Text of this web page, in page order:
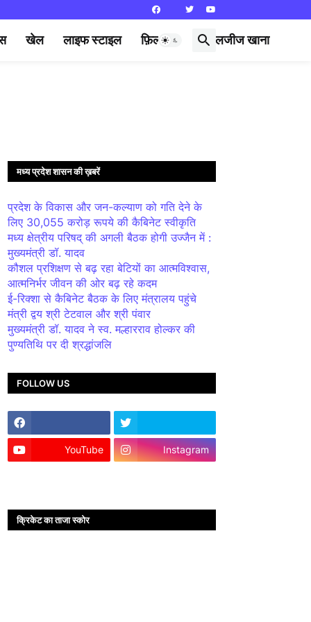
खेल लाइफ स्टाइल फ़िल्मी दुनिया लजीज खाना
मध्य प्रदेश शासन की ख़बरें
प्रदेश के विकास और जन-कल्याण को गति देने के
लिए 30,055 करोड़ रूपये की कैबिनेट स्वीकृति
मध्य क्षेत्रीय परिषद् की अगली बैठक होगी उज्जैन में :
मुख्यमंत्री डॉ. यादव
कौशल प्रशिक्षण से बढ़ रहा बेटियों का आत्मविश्वास,
आत्मनिर्भर जीवन की ओर बढ़ रहे कदम
ई-रिक्शा से कैबिनेट बैठक के लिए मंत्रालय पहुंचे
मंत्री द्वय श्री टेटवाल और श्री पंवार
मुख्यमंत्री डॉ. यादव ने स्व. मल्हारराव होल्कर की
पुण्यतिथि पर दी श्रद्धांजलि
FOLLOW US
YouTube Instagram
क्रिकेट का ताजा स्कोर